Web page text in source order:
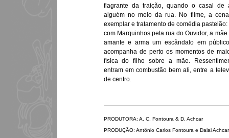
flagrante da traição, quando o casal de
alguém no meio da rua. No filme, a
exemplar e tratamento de comédia
com Marquinhos pela rua do Ouvidor, a
amante e arma um escândalo em
acompanha de perto os momentos de
física do filho sobre a mãe.
entram em combustão bem ali, entre a
de centro.
PRODUTORA: A. C. Fontoura & D. Achcar
PRODUÇÃO: Antônio Carlos Fontoura e Dalai Achcar